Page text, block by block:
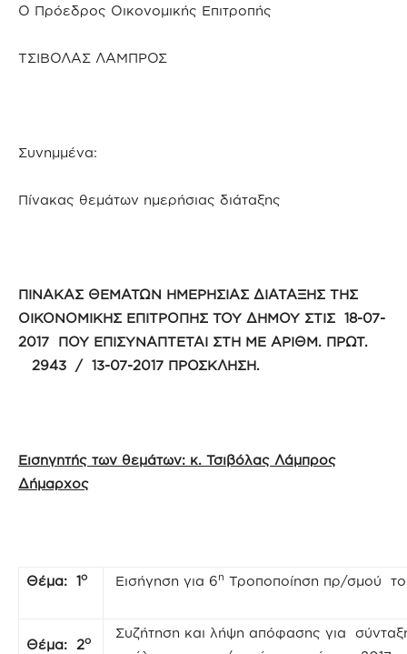
Ο Πρόεδρος Οικονομικής Επιτροπής
ΤΣΙΒΟΛΑΣ ΛΑΜΠΡΟΣ
Συνημμένα:
Πίνακας θεμάτων ημερήσιας διάταξης
ΠΙΝΑΚΑΣ ΘΕΜΑΤΩΝ ΗΜΕΡΗΣΙΑΣ ΔΙΑΤΑΞΗΣ ΤΗΣ
ΟΙΚΟΝΟΜΙΚΗΣ ΕΠΙΤΡΟΠΗΣ ΤΟΥ ΔΗΜΟΥ ΣΤΙΣ 18-07-
2017 ΠΟΥ ΕΠΙΣΥΝΑΠΤΕΤΑΙ ΣΤΗ ΜΕ ΑΡΙΘΜ. ΠΡΩΤ.
2943 / 13-07-2017 ΠΡΟΣΚΛΗΣΗ.
Εισηγητής των θεμάτων: κ. Τσιβόλας Λάμπρος
Δήμαρχος
Θέμα: 1ο Εισήγηση για 6η Τροποποίηση πρ/σμού
Θέμα: 2ο
Συζήτηση και λήψη απόφασης για